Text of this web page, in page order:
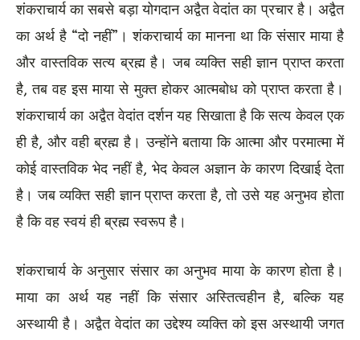
शंकराचार्य का सबसे बड़ा योगदान अद्वैत वेदांत का प्रचार है। अद्वैत
का अर्थ है “दो नहीं”। शंकराचार्य का मानना था कि संसार माया है
और वास्तविक सत्य ब्रह्म है। जब व्यक्ति सही ज्ञान प्राप्त करता
है, तब वह इस माया से मुक्त होकर आत्मबोध को प्राप्त करता है।
शंकराचार्य का अद्वैत वेदांत दर्शन यह सिखाता है कि सत्य केवल एक
ही है, और वही ब्रह्म है। उन्होंने बताया कि आत्मा और परमात्मा में
कोई वास्तविक भेद नहीं है, भेद केवल अज्ञान के कारण दिखाई देता
है। जब व्यक्ति सही ज्ञान प्राप्त करता है, तो उसे यह अनुभव होता
है कि वह स्वयं ही ब्रह्म स्वरूप है।
शंकराचार्य के अनुसार संसार का अनुभव माया के कारण होता है।
माया का अर्थ यह नहीं कि संसार अस्तित्वहीन है, बल्कि यह
अस्थायी है। अद्वैत वेदांत का उद्देश्य व्यक्ति को इस अस्थायी जगत